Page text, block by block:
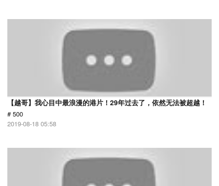
【越哥】我心目中最浪漫的港片！29年过去了，依然无法被超越！
# 500
2019-08-18 05:58